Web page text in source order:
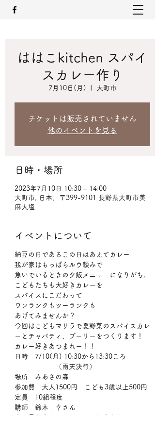
ははこkitchen スパイ
スカレー作り
7月10日(月) 大町市
チケットは販売されていません
他のイベントを見る
日時・場所
2023年7月10日 10:30 – 14:00
大町市, 日本、〒399-9101 長野県大町市美
麻大塩
イベントについて
納豆の日であるこの日はあえてカレー
我が家はもっぱらルウ頼みで
急いでいるときの夕飯メニューになりがち。
こどもたちも大好きカレーを
スパイスにこだわって
ワンランクもツーランクも
あげてみませんか？
今回はこどもマサラで夏野菜のスパイスカレ
ーとチャパティ、プーリーをつくります！
カレー好きあつまれー！！
日時　7/10(月) 10:30から13:30ころ
（雨天決行）
場所　みあさの森
参加費　大人1500円　こども3歳以上500円
定員　10組程度
講師　鈴木　幸さん